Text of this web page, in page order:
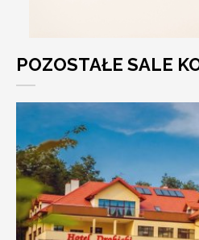
POZOSTAŁE SALE